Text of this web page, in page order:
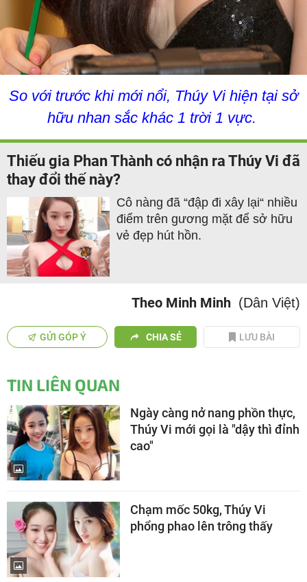
So với trước khi mới nổi, Thúy Vi hiện tại sở
hữu nhan sắc khác 1 trời 1 vực.
Thiếu gia Phan Thành có nhận ra Thúy Vi đã
thay đổi thế này?
Cô nàng đã “đập đi xây lại“ nhiều
điểm trên gương mặt để sở hữu
vẻ đẹp hút hồn.
Theo Minh Minh (Dân Việt)
GỬI GÓP Ý CHIA SẺ LƯU BÀI
TIN LIÊN QUAN
Ngày càng nở nang phồn thực,
Thúy Vi mới gọi là "dậy thì đỉnh
cao"
Chạm mốc 50kg, Thúy Vi
phổng phao lên trông thấy